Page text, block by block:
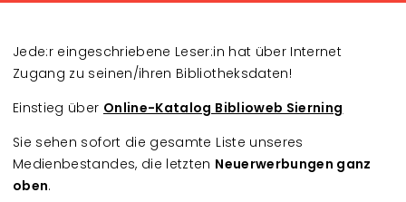
Jede:r eingeschriebene Leser:in hat über Internet
Zugang zu seinen/ihren Bibliotheksdaten!
Einstieg über Online-Katalog Biblioweb Sierning
Sie sehen sofort die gesamte Liste unseres
Medienbestandes, die letzten Neuerwerbungen ganz
oben.